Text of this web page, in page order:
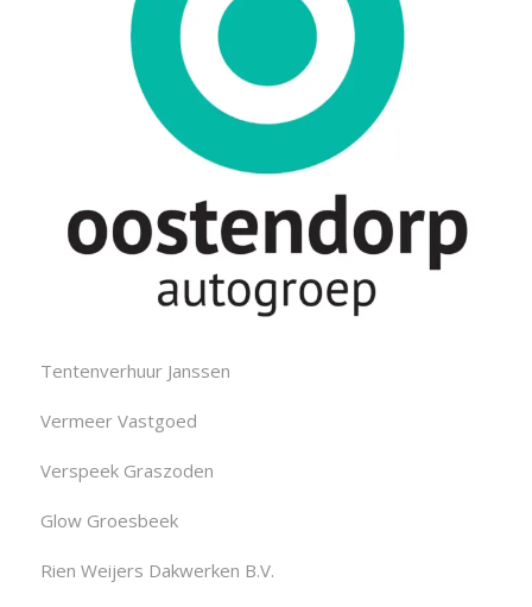
Tentenverhuur Janssen
Vermeer Vastgoed
Verspeek Graszoden
Glow Groesbeek
Rien Weijers Dakwerken B.V.